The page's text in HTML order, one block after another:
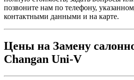
позвоните нам по телефону,
контактными данными и на карте.
Цены на Замену
Changan Uni-V